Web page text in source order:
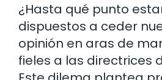
¿Hasta qué punto
dispuestos a ceder
opinión en aras de
fieles a las directrices